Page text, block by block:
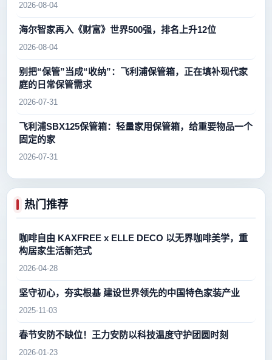
2026-08-04
海尔智家再入《财富》世界500强，排名上升12位
2026-08-04
别把“保管”当成“收纳”：飞利浦保管箱，正在填补现代家
庭的日常保管需求
2026-07-31
飞利浦SBX125保管箱：轻量家用保管箱，给重要物品一个
固定的家
2026-07-31
热门推荐
咖啡自由 KAXFREE x ELLE DECO 以无界咖啡美学，重
构居家生活新范式
2026-04-28
坚守初心，夯实根基 建设世界领先的中国特色家装产业
2025-11-03
春节安防不缺位！王力安防以科技温度守护团圆时刻
2026-01-23